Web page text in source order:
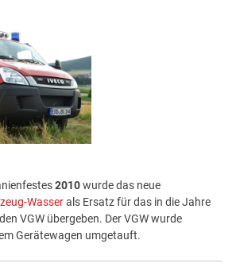
2010wurde das neue
Wasserals Ersatz für das in die Jahre
VGW übergeben. Der VGW wurde
Gerätewagen umgetauft.